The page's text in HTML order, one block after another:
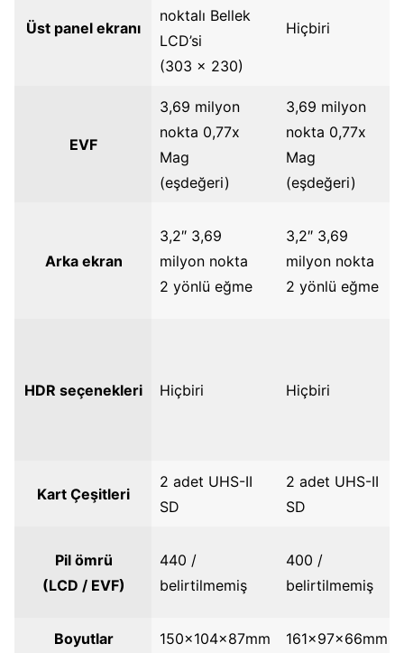
Üst panel ekranı
noktalı Bellek
LCD’si
(303 x 230)
Hiçbiri
EVF
3,69 milyon
nokta 0,77x
Mag
(eşdeğeri)
3,69 milyon
nokta 0,77x
Mag
(eşdeğeri)
Arka ekran
3,2″ 3,69
milyon nokta
2 yönlü eğme
3,2″ 3,69
milyon nokta
2 yönlü eğme
HDR seçenekleri Hiçbiri Hiçbiri
Kart Çeşitleri
2 adet UHS-II
SD
2 adet UHS-II
SD
Pil ömrü
(LCD / EVF)
440 /
belirtilmemiş
400 /
belirtilmemiş
Boyutlar 150x104x87mm 161x97x66mm